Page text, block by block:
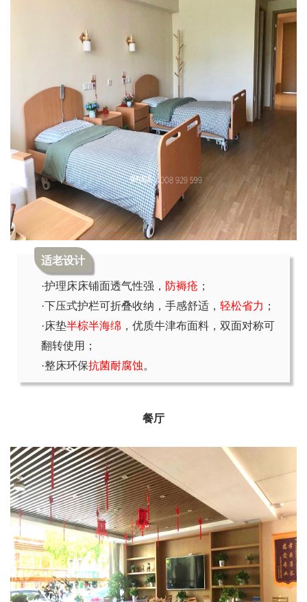
适老设计
·护理床床铺面透气性强， 防褥疮 ；
·下压式护栏可折叠收纳，手感舒适， 轻松省力 ；
·床垫半棕半海绵 ，优质牛津布面料，双面对称可
翻转使用；
·整床环保抗菌耐腐蚀。
餐厅